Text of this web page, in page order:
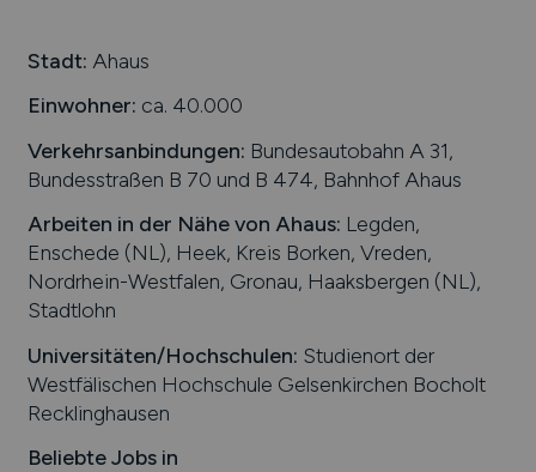
Stadt: Ahaus
Einwohner: ca. 40.000
Verkehrsanbindungen: Bundesautobahn A 31,
Bundesstraßen B 70 und B 474, Bahnhof Ahaus
Arbeiten in der Nähe von Ahaus: Legden,
Enschede (NL), Heek, Kreis Borken, Vreden,
Nordrhein-Westfalen, Gronau, Haaksbergen (NL),
Stadtlohn
Universitäten/Hochschulen: Studienort der
Westfälischen Hochschule Gelsenkirchen Bocholt
Recklinghausen
Beliebte Jobs in